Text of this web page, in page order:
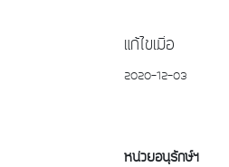
แก้ไขเมื่อ
2020-12-03
หน่วยอนุรักษ์ฯ